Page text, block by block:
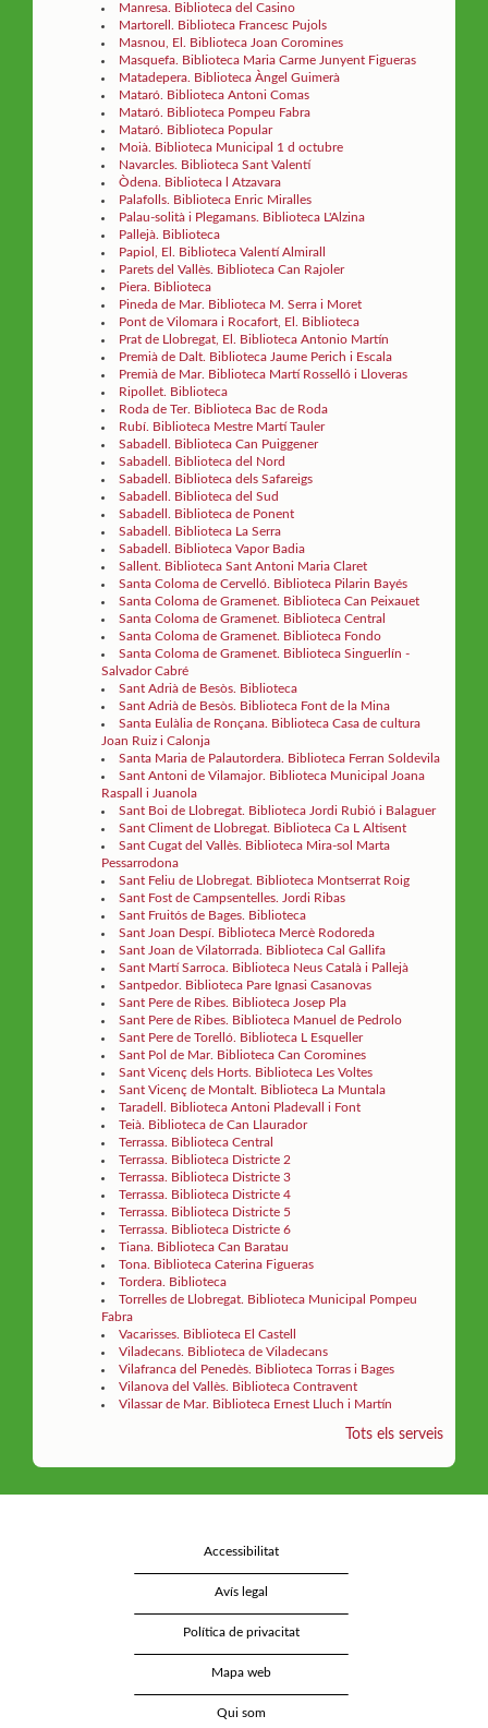
Manresa. Biblioteca del Casino
Martorell. Biblioteca Francesc Pujols
Masnou, El. Biblioteca Joan Coromines
Masquefa. Biblioteca Maria Carme Junyent Figueras
Matadepera. Biblioteca Àngel Guimerà
Mataró. Biblioteca Antoni Comas
Mataró. Biblioteca Pompeu Fabra
Mataró. Biblioteca Popular
Moià. Biblioteca Municipal 1 d octubre
Navarcles. Biblioteca Sant Valentí
Òdena. Biblioteca l Atzavara
Palafolls. Biblioteca Enric Miralles
Palau-solità i Plegamans. Biblioteca L'Alzina
Pallejà. Biblioteca
Papiol, El. Biblioteca Valentí Almirall
Parets del Vallès. Biblioteca Can Rajoler
Piera. Biblioteca
Pineda de Mar. Biblioteca M. Serra i Moret
Pont de Vilomara i Rocafort, El. Biblioteca
Prat de Llobregat, El. Biblioteca Antonio Martín
Premià de Dalt. Biblioteca Jaume Perich i Escala
Premià de Mar. Biblioteca Martí Rosselló i Lloveras
Ripollet. Biblioteca
Roda de Ter. Biblioteca Bac de Roda
Rubí. Biblioteca Mestre Martí Tauler
Sabadell. Biblioteca Can Puiggener
Sabadell. Biblioteca del Nord
Sabadell. Biblioteca dels Safareigs
Sabadell. Biblioteca del Sud
Sabadell. Biblioteca de Ponent
Sabadell. Biblioteca La Serra
Sabadell. Biblioteca Vapor Badia
Sallent. Biblioteca Sant Antoni Maria Claret
Santa Coloma de Cervelló. Biblioteca Pilarin Bayés
Santa Coloma de Gramenet. Biblioteca Can Peixauet
Santa Coloma de Gramenet. Biblioteca Central
Santa Coloma de Gramenet. Biblioteca Fondo
Santa Coloma de Gramenet. Biblioteca Singuerlín -
Salvador Cabré
Sant Adrià de Besòs. Biblioteca
Sant Adrià de Besòs. Biblioteca Font de la Mina
Santa Eulàlia de Ronçana. Biblioteca Casa de cultura
Joan Ruiz i Calonja
Santa Maria de Palautordera. Biblioteca Ferran Soldevila
Sant Antoni de Vilamajor. Biblioteca Municipal Joana
Raspall i Juanola
Sant Boi de Llobregat. Biblioteca Jordi Rubió i Balaguer
Sant Climent de Llobregat. Biblioteca Ca L Altisent
Sant Cugat del Vallès. Biblioteca Mira-sol Marta
Pessarrodona
Sant Feliu de Llobregat. Biblioteca Montserrat Roig
Sant Fost de Campsentelles. Jordi Ribas
Sant Fruitós de Bages. Biblioteca
Sant Joan Despí. Biblioteca Mercè Rodoreda
Sant Joan de Vilatorrada. Biblioteca Cal Gallifa
Sant Martí Sarroca. Biblioteca Neus Català i Pallejà
Santpedor. Biblioteca Pare Ignasi Casanovas
Sant Pere de Ribes. Biblioteca Josep Pla
Sant Pere de Ribes. Biblioteca Manuel de Pedrolo
Sant Pere de Torelló. Biblioteca L Esqueller
Sant Pol de Mar. Biblioteca Can Coromines
Sant Vicenç dels Horts. Biblioteca Les Voltes
Sant Vicenç de Montalt. Biblioteca La Muntala
Taradell. Biblioteca Antoni Pladevall i Font
Teià. Biblioteca de Can Llaurador
Terrassa. Biblioteca Central
Terrassa. Biblioteca Districte 2
Terrassa. Biblioteca Districte 3
Terrassa. Biblioteca Districte 4
Terrassa. Biblioteca Districte 5
Terrassa. Biblioteca Districte 6
Tiana. Biblioteca Can Baratau
Tona. Biblioteca Caterina Figueras
Tordera. Biblioteca
Torrelles de Llobregat. Biblioteca Municipal Pompeu
Fabra
Vacarisses. Biblioteca El Castell
Viladecans. Biblioteca de Viladecans
Vilafranca del Penedès. Biblioteca Torras i Bages
Vilanova del Vallès. Biblioteca Contravent
Vilassar de Mar. Biblioteca Ernest Lluch i Martín
Tots els serveis
Accessibilitat
Avís legal
Política de privacitat
Mapa web
Qui som